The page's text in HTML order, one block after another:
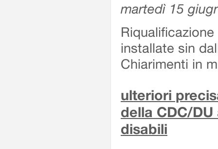
martedì 15
installate sin
Chiarimenti in
ulteriori
della CDC/
disabili